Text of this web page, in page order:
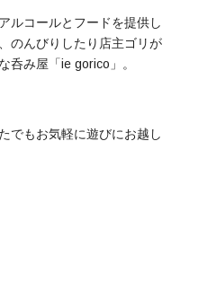
ルコールとフードを提供し
のんびりしたり店主ゴリが
呑み屋「ie gorico」。
でもお気軽に遊びにお越し